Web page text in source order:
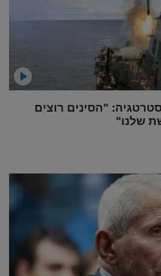
"הסינים רוצים
שלנו"